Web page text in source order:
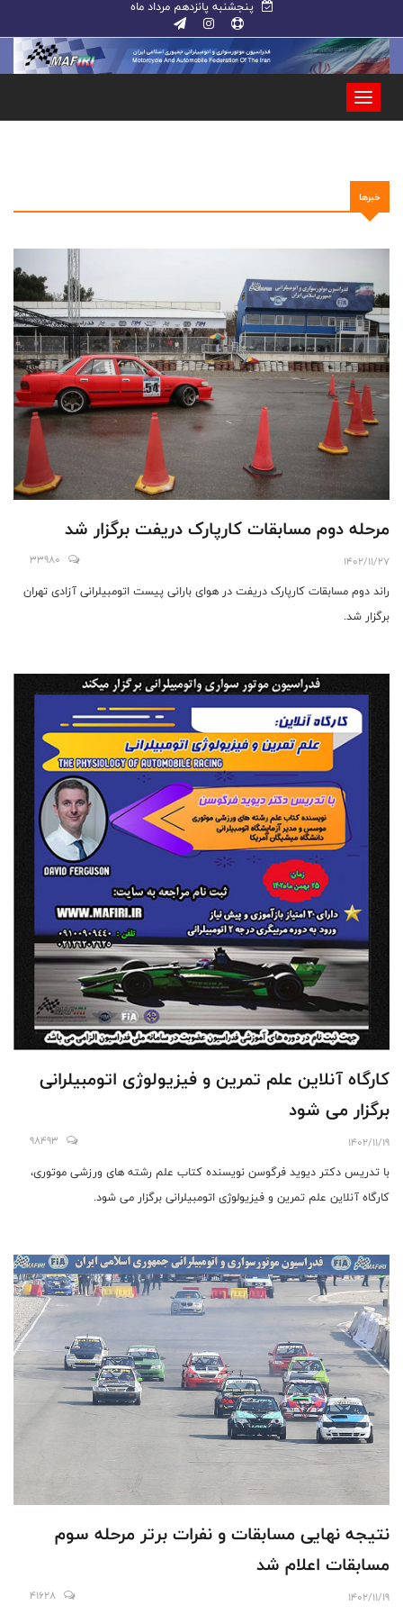
پنجشنبه پانزدهم مرداد ماه
خبرها
مرحله دوم مسابقات کارپارک دریفت برگزار شد
1402/11/27
33980
راند دوم مسابقات کارپارک دریفت در هوای بارانی پیست اتومبیلرانی آزادی تهران
برگزار شد.
کارگاه آنلاین علم تمرین و فیزیولوژی اتومبیلرانی
برگزار می شود
1402/11/19
98493
با تدریس دکتر دیوید فرگوسن نویسنده کتاب علم رشته های ورزشی موتوری،
کارگاه آنلاین علم تمرین و فیزیولوژی اتومبیلرانی برگزار می شود.
نتیجه نهایی مسابقات و نفرات برتر مرحله سوم
مسابقات اعلام شد
1402/11/19
41628